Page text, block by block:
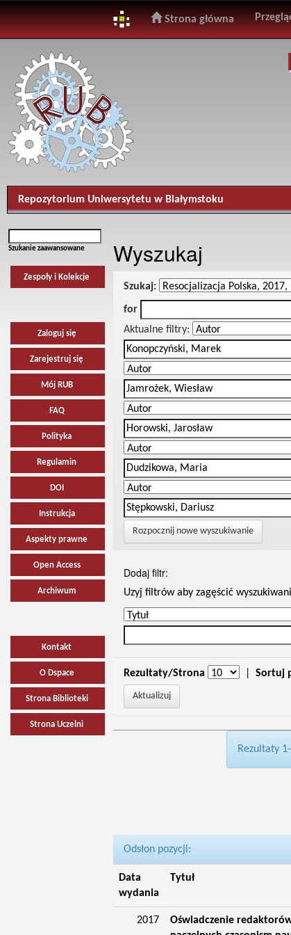
navigation
Strona główna
Repozytorium Uniwersytetu w Białymstoku
Szukanie zaawansowane
Zespoły i Kolekcje
Zaloguj się
Zarejestruj się
Mój RUB
FAQ
Polityka
Regulamin
DOI
Instrukcja
Aspekty prawne
Open Access
Archiwum
Kontakt
O Dspace
Strona Biblioteki
Strona Uczelni
Wyszukaj
Szukaj:
for
Aktualne filtry:
Rozpocznij nowe wyszukiwanie
Dodaj filtr:
Uzyj filtrów aby zagęścić
Rezultaty/Strona Sortuj
Rezultaty
Odsłon pozycji:
Data
wydania
Tytuł
2017
Oświadczenie